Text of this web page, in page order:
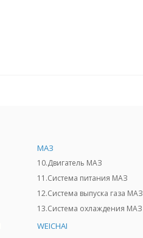
МАЗ
10.Двигатель МАЗ
11.Система питания МАЗ
12.Система выпуска газа МАЗ
13.Система охлаждения МАЗ
WEICHAI